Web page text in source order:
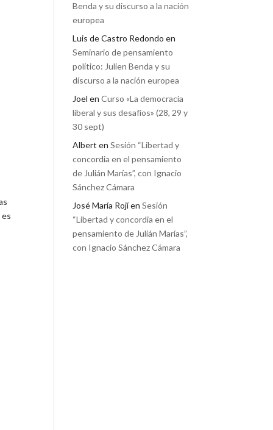
Benda y su discurso a la nación
europea
Luis de Castro Redondo en
Seminario de pensamiento
político: Julien Benda y su
discurso a la nación europea
Joel enCurso «La democracia
liberal y sus desafíos» (28, 29 y
30 sept)
Albert enSesión “Libertad y
concordia en el pensamiento
de Julián Marías”, con Ignacio
Sánchez Cámara
José María RojíenSesión
“Libertad y concordia en el
pensamiento de Julián Marías”,
con Ignacio Sánchez Cámara